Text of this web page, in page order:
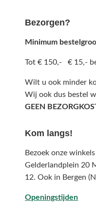
Bezorgen?
Minimum
Tot € 150,- € 15,-
Wilt u ook minder
Wij ook dus bestel
GEEN
Kom langs!
Bezoek onze
Gelderlandplein 20
12.Ook in Bergen
Openingstijden